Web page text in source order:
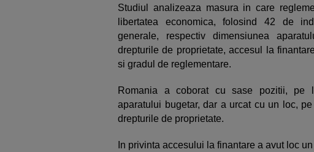
Studiul analizeaza masura in care
libertatea economica, folosind 42 de
generale, respectiv dimensiunea
drepturile de proprietate, accesul la
si gradul de reglementare.
Romania a coborat cu sase pozitii, pe
aparatului bugetar, dar a urcat cu un loc,
drepturile de proprietate.
In privinta accesului la finantare a avut loc